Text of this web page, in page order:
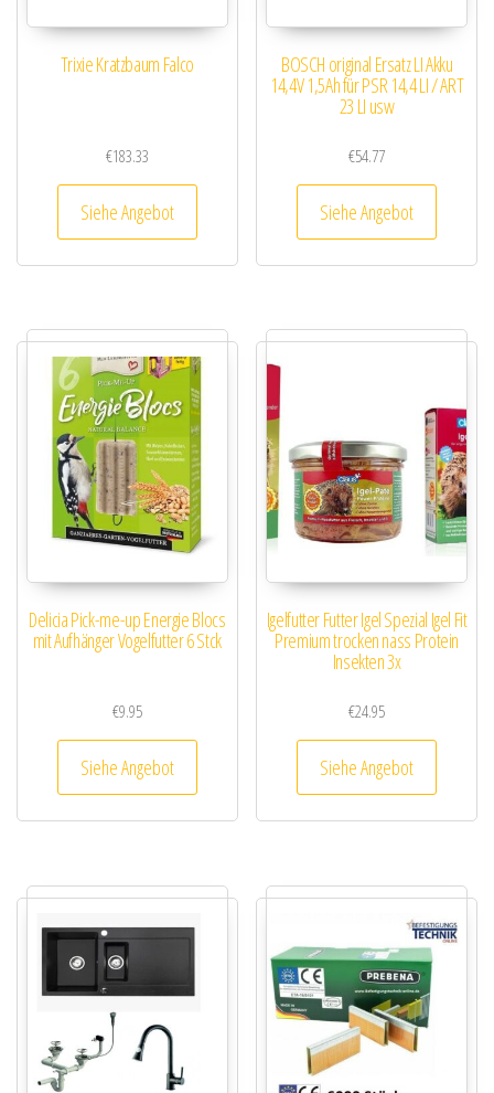
Trixie Kratzbaum Falco
€183.33
Siehe Angebot
BOSCH original Ersatz LI Akku
14,4V 1,5Ah für PSR 14,4 LI / ART
23 LI usw
€54.77
Siehe Angebot
Delicia Pick-me-up Energie Blocs
mit Aufhänger Vogelfutter 6 Stck
€9.95
Siehe Angebot
Igelfutter Futter Igel Spezial Igel Fit
Premium trocken nass Protein
Insekten 3x
€24.95
Siehe Angebot